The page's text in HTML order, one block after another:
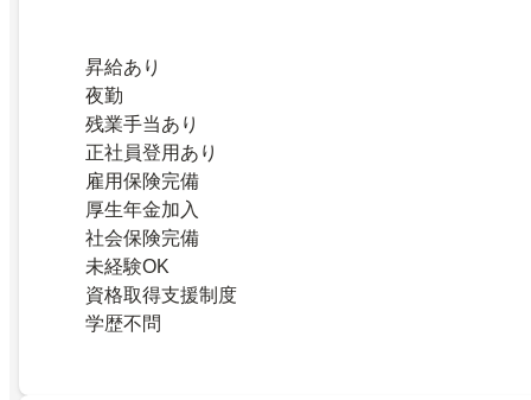
昇給あり
夜勤
残業手当あり
正社員登用あり
雇用保険完備
厚生年金加入
社会保険完備
未経験OK
資格取得支援制度
学歴不問